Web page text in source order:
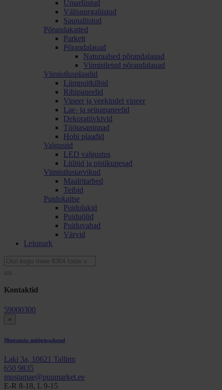
Ümarliistud
Välisnurgaliistud
Saunaliistud
Põrandakatted
Parkett
Põrandalauad
Naturaalsed põrandalauad
Viimistletud põrandalauad
Viimistlusplaadid
Liimpuitkilbid
Ribipaneelid
Vineer ja veekindel vineer
Lae- ja seinapaneelid
Dekoratiivkivid
Töötasapinnad
Hobi plaadid
Valgustid
LED valgustus
Lülitid ja pistikupesad
Viimistlustarvikud
Maalritarbed
Teibid
Puidukaitse
Puidulakid
Puiduõlid
Puiduvahad
Värvid
Leiunurk
Kontaktid
59000300
×
Mustamäe müügiosakond
Laki 3a, 10621 Tallinn
650 9835
mustamae@puumarket.ee
E-R 8-18, L 9-15